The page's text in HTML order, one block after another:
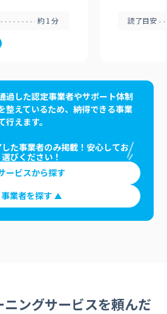
約1分 読了目安
過した認定事業者やサポート体制
整えているため、納得できる事業
えます。
た事業者のみ掲載！安心してお
選びください！
ービスから探す
事業者を探す
ングサービスを頼んだ